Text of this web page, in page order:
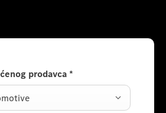
prodavca *